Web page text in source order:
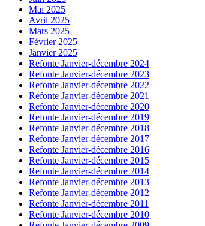
Mai 2025
Avril 2025
Mars 2025
Février 2025
Janvier 2025
Refonte Janvier-décembre 2024
Refonte Janvier-décembre 2023
Refonte Janvier-décembre 2022
Refonte Janvier-décembre 2021
Refonte Janvier-décembre 2020
Refonte Janvier-décembre 2019
Refonte Janvier-décembre 2018
Refonte Janvier-décembre 2017
Refonte Janvier-décembre 2016
Refonte Janvier-décembre 2015
Refonte Janvier-décembre 2014
Refonte Janvier-décembre 2013
Refonte Janvier-décembre 2012
Refonte Janvier-décembre 2011
Refonte Janvier-décembre 2010